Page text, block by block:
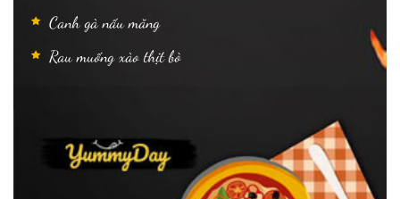
Canh gà nấu măng
Rau muống xào thịt bò